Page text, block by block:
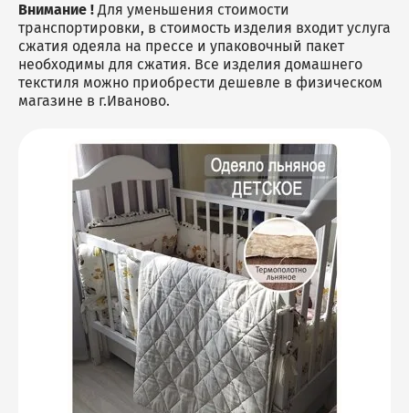
джутовые
корзины
для бани
для ног
на куллер
плейсметы
Внимание !Для уменьшения стоимости
транспортировки, в стоимость изделия входит услуга
сжатия одеяла на прессе и упаковочный пакет
необходимы для сжатия. Все изделия домашнего
текстиля можно приобрести дешевле в физическом
магазине в г.Иваново.